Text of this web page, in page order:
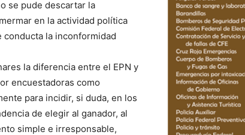
se pude descartar la
en la actividad política
conducta la inconformidad
la diferencia entre el EPN y
encuestadoras como
para incidir, si duda, en los
de elegir al ganador, al
simple e irresponsable,